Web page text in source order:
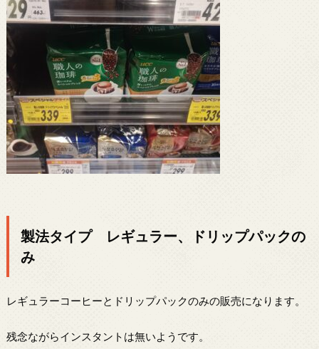
製法タイプ レギュラー、ドリップパックの
み
レギュラーコーヒーとドリップパックのみの販売になります。
残念ながらインスタントは無いようです。